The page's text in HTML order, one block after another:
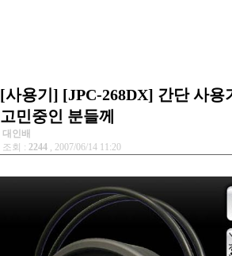
[사용기] [JPC-268DX] 간단 사
고민중인 분들께
대인배
조회 : 2244 , 2007/06/14 11:20